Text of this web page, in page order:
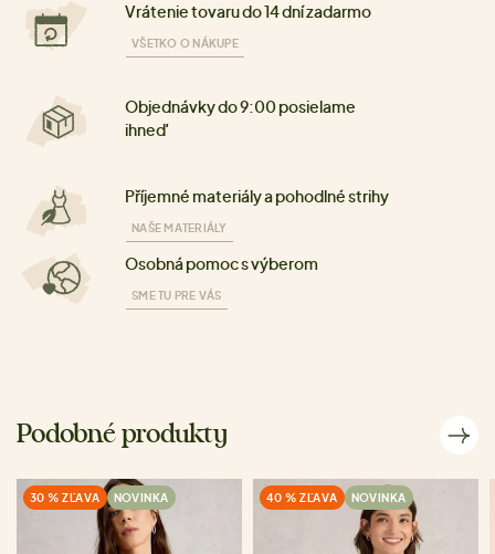
Vrátenie tovaru do 14 dní zadarmo
VŠETKO O NÁKUPE
Objednávky do 9:00 posielame
ihneď
Příjemné materiály a pohodlné strihy
NAŠE MATERIÁLY
Osobná pomoc s výberom
SME TU PRE VÁS
Podobné produkty
30 % ZĽAVA NOVINKA 40 % ZĽAVA NOVINKA